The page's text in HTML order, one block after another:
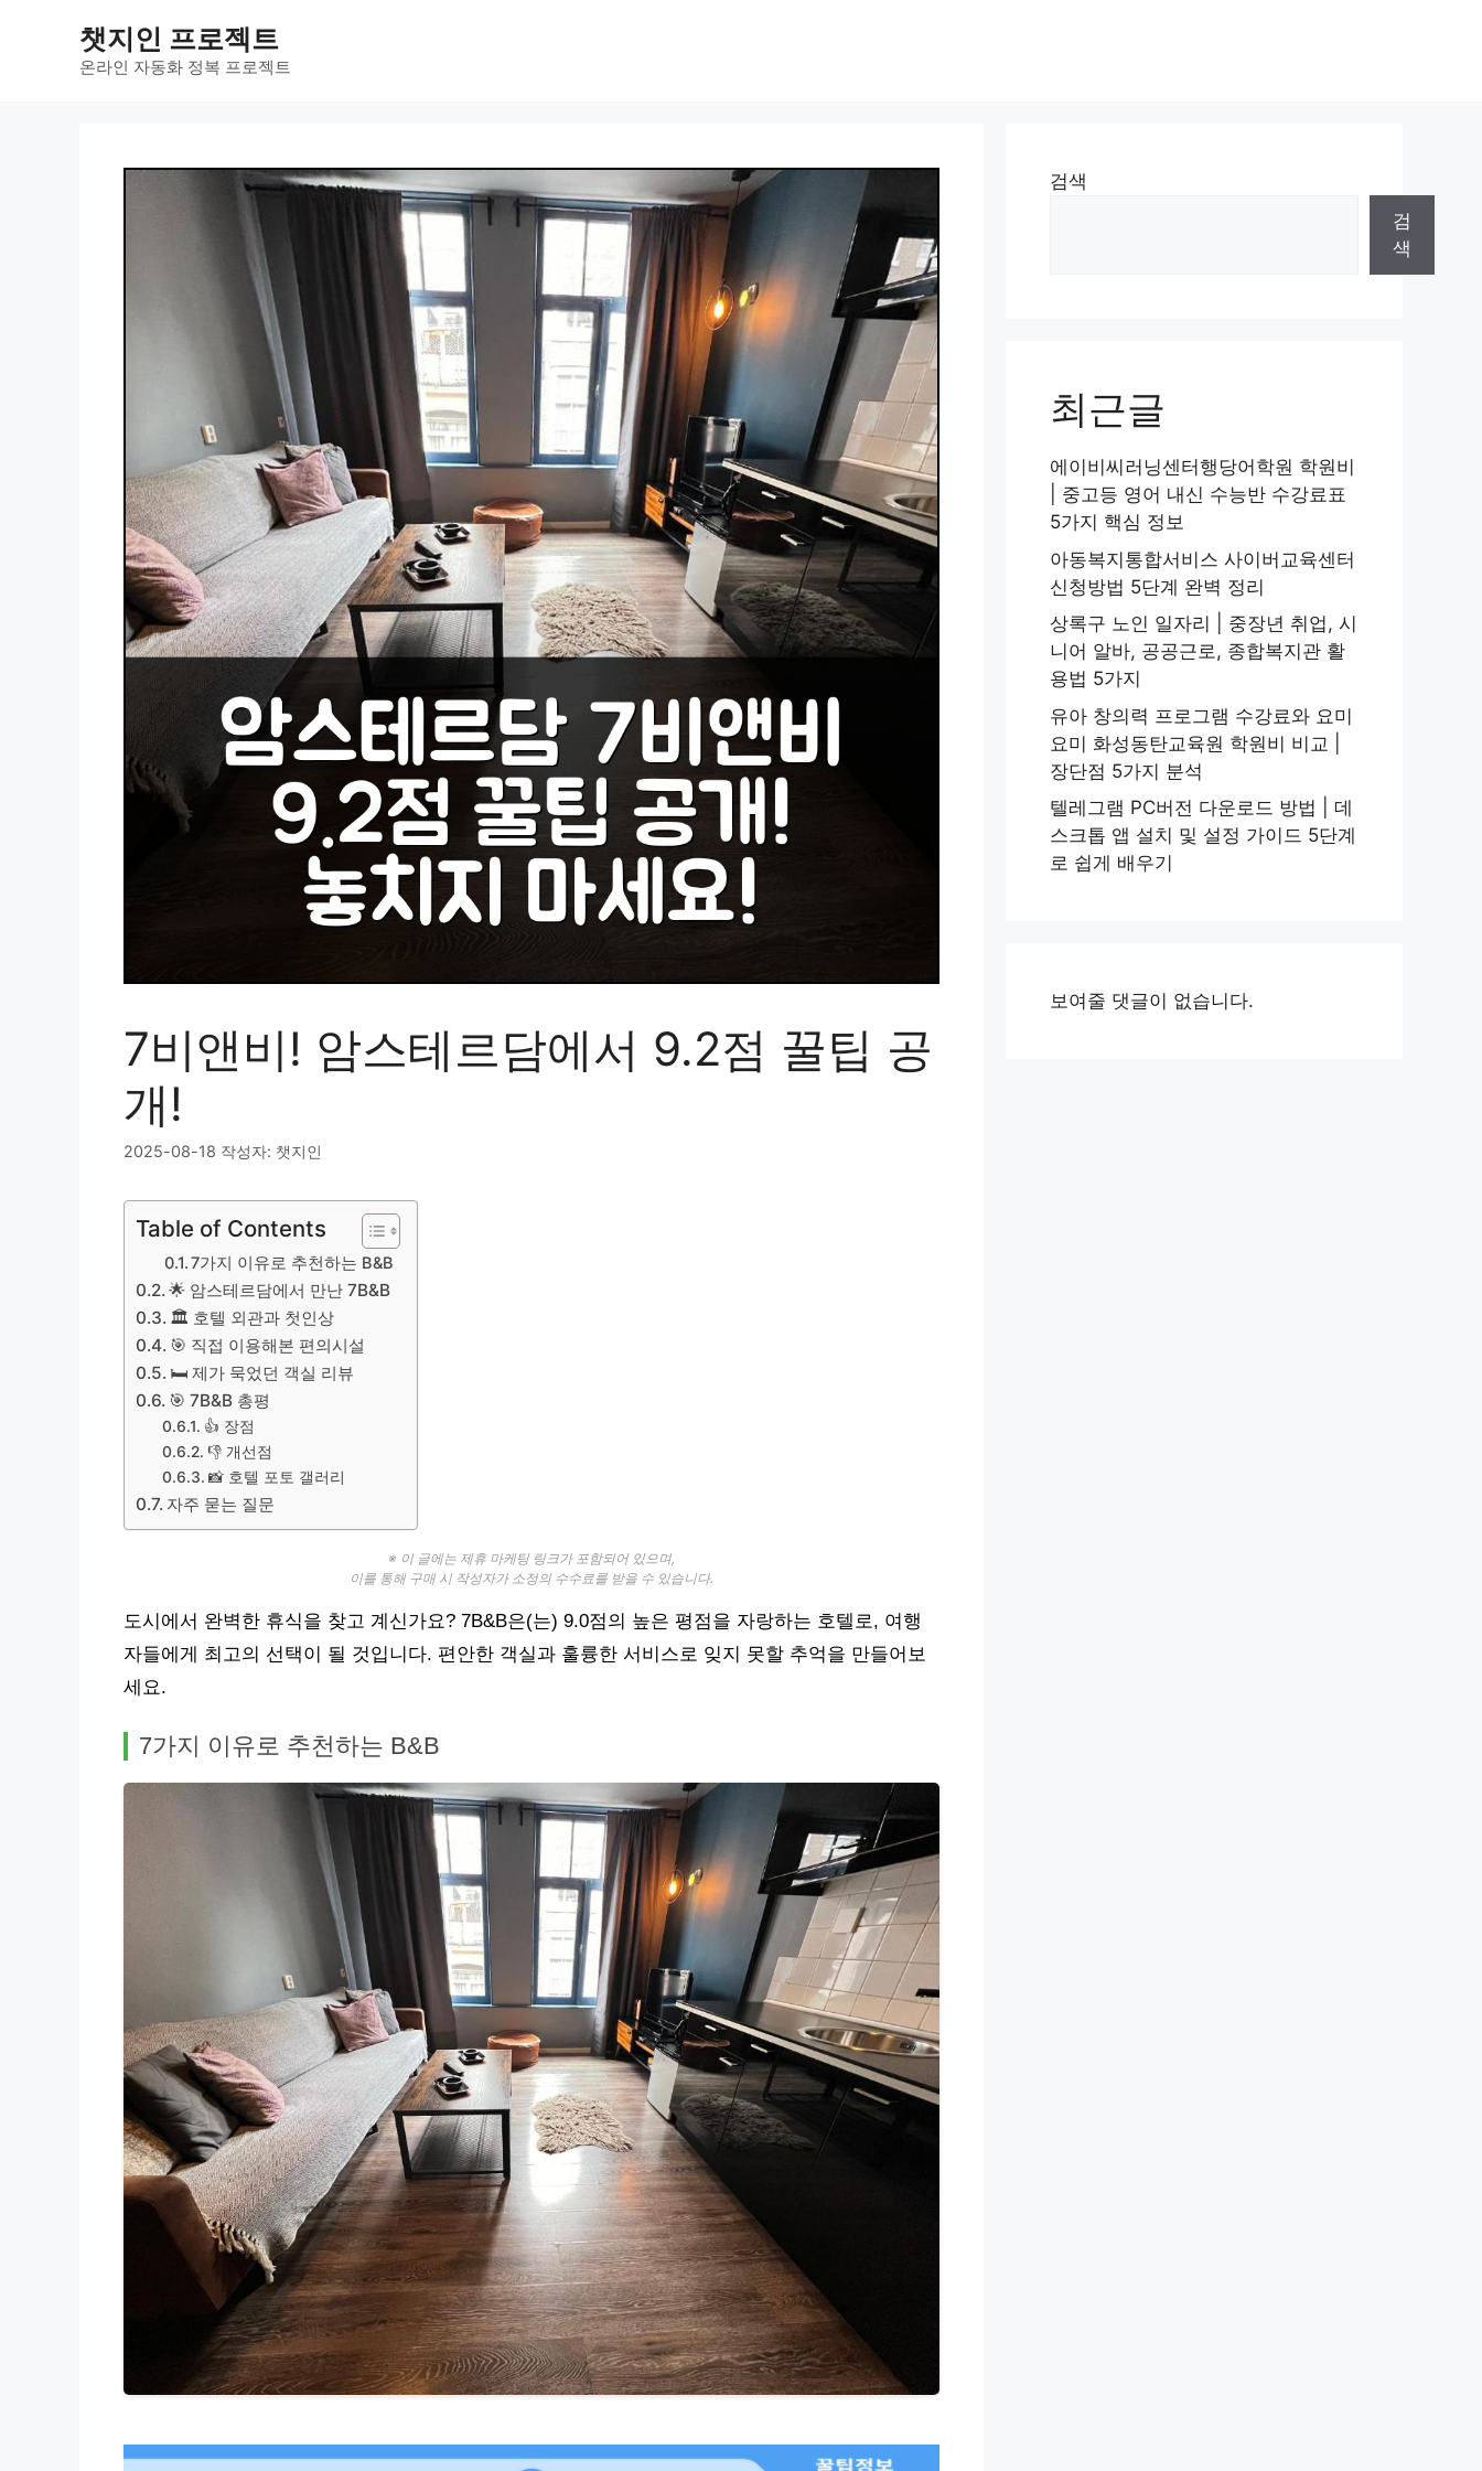
챗지인 프로젝트
온라인 자동화 정복 프로젝트
7비앤비! 암스테르담에서 9.2점 꿀팁 공
개!
2025-08-18 작성자: 챗지인
Table of Contents
7가지 이유로 추천하는 B&B
🌟 암스테르담에서 만난 7B&B
🏛️ 호텔 외관과 첫인상
🎯 직접 이용해본 편의시설
🛏️ 제가 묵었던 객실 리뷰
🎯 7B&B 총평
👍 장점
👎 개선점
📸 호텔 포토 갤러리
자주 묻는 질문
※ 이 글에는 제휴 마케팅 링크가 포함되어 있으며,
이를 통해 구매 시 작성자가 소정의 수수료를 받을 수 있습니다.
도시에서 완벽한 휴식을 찾고 계신가요? 7B&B은(는) 9.0점의 높은 평점을 자랑하는 호텔로, 여행
자들에게 최고의 선택이 될 것입니다. 편안한 객실과 훌륭한 서비스로 잊지 못할 추억을 만들어보
세요.
7가지 이유로 추천하는 B&B
검색
검
색
최근글
에이비씨러닝센터행당어학원 학원비
| 중고등 영어 내신 수능반 수강료표
5가지 핵심 정보
아동복지통합서비스 사이버교육센터
신청방법 5단계 완벽 정리
상록구 노인 일자리 | 중장년 취업, 시
니어 알바, 공공근로, 종합복지관 활
용법 5가지
유아 창의력 프로그램 수강료와 요미
요미 화성동탄교육원 학원비 비교 |
장단점 5가지 분석
텔레그램 PC버전 다운로드 방법 | 데
스크톱 앱 설치 및 설정 가이드 5단계
로 쉽게 배우기
보여줄 댓글이 없습니다.